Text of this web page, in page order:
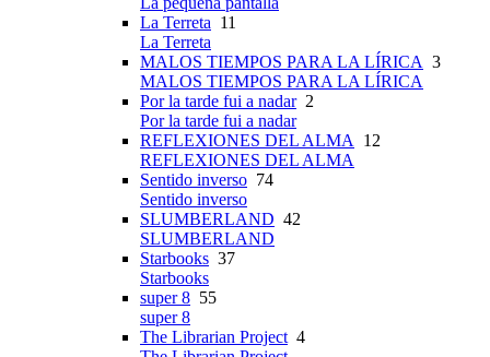
La Terreta 11
La Terreta
MALOS TIEMPOS PARA LA LÍRICA 3
MALOS TIEMPOS PARA LA LÍRICA
Por la tarde fui a nadar2
Por la tarde fui a nadar
REFLEXIONES DEL ALMA
12
REFLEXIONES DEL ALMA
Sentido inverso 74
Sentido inverso
SLUMBERLAND 42
SLUMBERLAND
Starbooks 37
Starbooks
super 8 55
super 8
The Librarian Project 4